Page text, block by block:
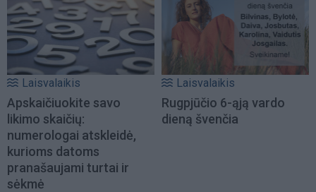
Laisvalaikis
Apskaičiuokite savo
likimo skaičių:
numerologai atskleidė,
kurioms datoms
pranašaujami turtai ir
sėkmė
Laisvalaikis
Rugpjūčio 6-ąją vardo
dieną švenčia